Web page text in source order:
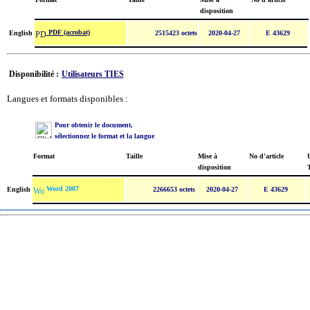
disposition
English PDF (acrobat) 2515423 octets 2020-04-27 E 43629
Disponibilité : Utilisateurs TIES
Langues et formats disponibles :
Pour obtenir le document,
sélectionnez le format et la langue
Format Taille
Mise à
disposition
No d'article
English Word 2007 2266653 octets 2020-04-27 E 43629